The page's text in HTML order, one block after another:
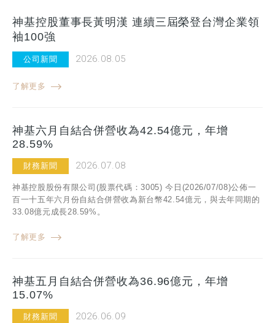
神基控股董事長黃明漢 連續三屆榮登台灣企業領
袖100強
公司新聞 2026.08.05
了解更多
神基六月自結合併營收為42.54億元，年增
28.59%
財務新聞 2026.07.08
神基控股股份有限公司(股票代碼：3005) 今日(2026/07/08)公佈一
百一十五年六月份自結合併營收為新台幣42.54億元，與去年同期的
33.08億元成長28.59%。
了解更多
神基五月自結合併營收為36.96億元，年增
15.07%
財務新聞 2026.06.09